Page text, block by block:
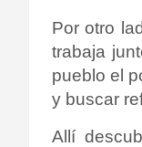
Por otro
trabaja
pueblo el
y buscar
Allí